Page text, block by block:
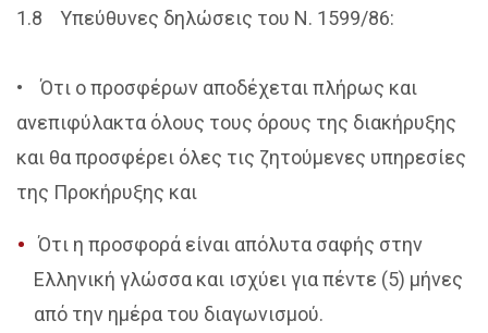
1.8 Υπεύθυνες δηλώσεις του Ν. 1599/86:
• Ότι ο προσφέρων αποδέχεται πλήρως και
ανεπιφύλακτα όλους τους όρους της διακήρυξης
και θα προσφέρει όλες τις ζητούμενες υπηρεσίες
της Προκήρυξης και
Ότι η προσφορά είναι απόλυτα σαφής στην
Ελληνική γλώσσα και ισχύει για πέντε (5) μήνες
από την ημέρα του διαγωνισμού.